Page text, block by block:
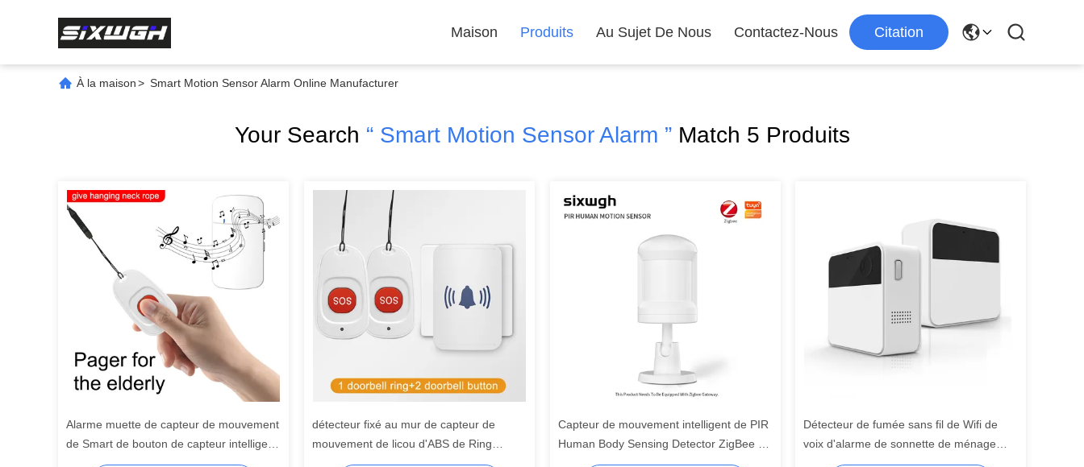
Maison Produits Au Sujet De Nous Contactez-Nous Citation
À la maison> Smart Motion Sensor Alarm Online Manufacturer
Your Search “ Smart Motion Sensor Alarm ”Match 5 Produits
Alarme muette de capteur de mouvement
de Smart de bouton de capteur intelligent
sourd plus âgé d'alarme
détecteur fixé au mur de capteur de
mouvement de licou d'ABS de Ring
Doorbell de l'appel 10m
Capteur de mouvement intelligent de PIR
Human Body Sensing Detector ZigBee de
Détecteur de fumée sans fil de Wifi de
voix d'alarme de sonnette de ménage
futé de capteur